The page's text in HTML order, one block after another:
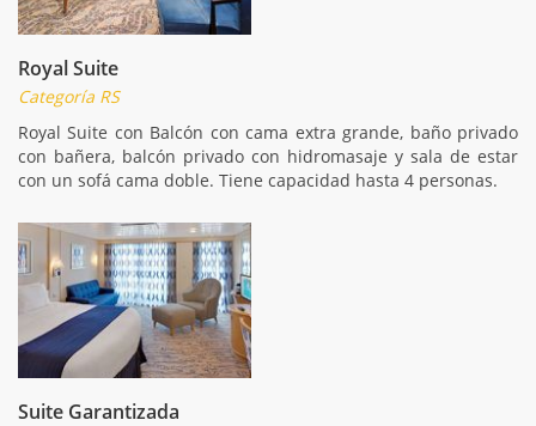
Royal Suite
Categoría RS
Royal Suite con Balcón con cama extra grande, baño privado
con bañera, balcón privado con hidromasaje y sala de estar
con un sofá cama doble. Tiene capacidad hasta 4 personas.
Suite Garantizada